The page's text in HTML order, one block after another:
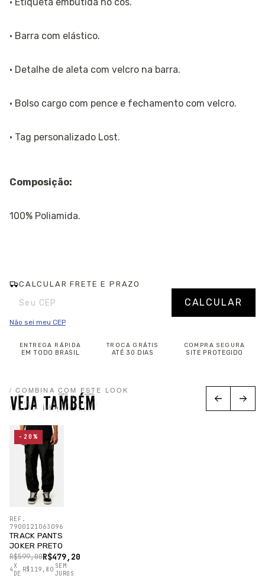
· Barra com elástico.
· Detalhe de aleta com velcro na barra.
· Bolso cargo com pence e fechamento com velcro.
· Tag personalizado Lost.
Composição:
100% Poliamida.
CALCULAR FRETE E PRAZO
Entregas para o CEP: Alterar CEP
CALCULAR
Não sei meu CEP
ENTREGA RÁPIDA
EM TODO BRASIL
TROCA GRÁTIS
ATÉ 30 DIAS
COMPRA SEGURA
SITE PROTEGIDO
/ COMBINA COM ESTE LOOK
VEJA TAMBÉM
TRACK PANTS
JOKER PRETO
R$479,20
R$599,00
4X
DE R$119,80 SEM
JUROS
REF.
7900121063096
-20%